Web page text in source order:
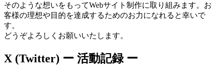
そのような想いをもってWebサイト制作に取り組みます。お
客様の理想や目的を達成するためのお力になれると幸いで
す。
どうぞよろしくお願いいたします。
X (Twitter) ー 活動記録 ー